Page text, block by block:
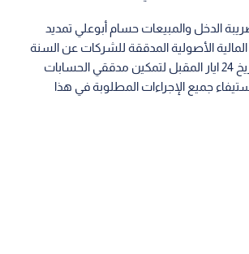
الدخل والمبيعات حسام أبوعلي تمديد
المالية الأصولية المدققة للشركات عن السنة
المالية 2022 لغاية تاريخ 24 ايار المقبل لتمكين مدققي الحسابات
جميع الإجراءات المطلوبة في هذا